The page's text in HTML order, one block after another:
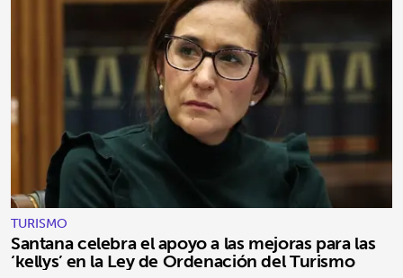
TURISMO
Santana celebra el apoyo a las mejoras para las
‘kellys’ en la Ley de Ordenación del Turismo